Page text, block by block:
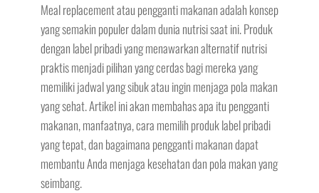
Meal replacement atau pengganti makanan adalah konsep
yang semakin populer dalam dunia nutrisi saat ini. Produk
dengan label pribadi yang menawarkan alternatif nutrisi
praktis menjadi pilihan yang cerdas bagi mereka yang
memiliki jadwal yang sibuk atau ingin menjaga pola makan
yang sehat. Artikel ini akan membahas apa itu pengganti
makanan, manfaatnya, cara memilih produk label pribadi
yang tepat, dan bagaimana pengganti makanan dapat
membantu Anda menjaga kesehatan dan pola makan yang
seimbang.